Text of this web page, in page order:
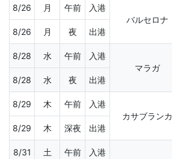
8/26 月 午前
入港
バルセロナ
8/26
月 夜 出港
8/28 水 午前
入港
マラガ
8/28
水 夜 出港
8/29 木 午前
入港
カサブランカ
8/29
木 深夜 出港
8/31 土 午前
入港